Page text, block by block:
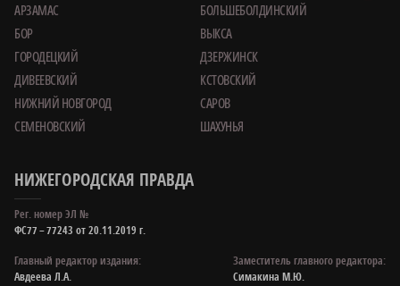
АРЗАМАС
БОЛЬШЕБОЛДИНСКИЙ
БОР
ВЫКСА
ГОРОДЕЦКИЙ
ДЗЕРЖИНСК
ДИВЕЕВСКИЙ
КСТОВСКИЙ
НИЖНИЙ НОВГОРОД
САРОВ
СЕМЕНОВСКИЙ
ШАХУНЬЯ
НИЖЕГОРОДСКАЯ ПРАВДА
Рег. номер ЭЛ №
ФС77 – 77243 от 20.11.2019 г.
Главный редактор издания:
Авдеева Л.А.
Заместитель главного редактора:
Симакина М.Ю.